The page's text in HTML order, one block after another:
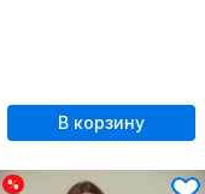
В корзину
%